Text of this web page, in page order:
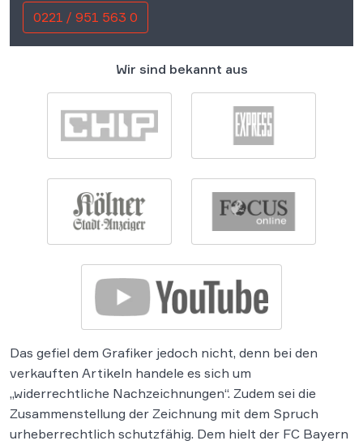
0221 / 951 563 0
Wir sind bekannt aus
Das gefiel dem Grafiker jedoch nicht, denn bei den
verkauften Artikeln handele es sich um
„widerrechtliche Nachzeichnungen“. Zudem sei die
Zusammenstellung der Zeichnung mit dem Spruch
urheberrechtlich schutzfähig. Dem hielt der FC Bayern